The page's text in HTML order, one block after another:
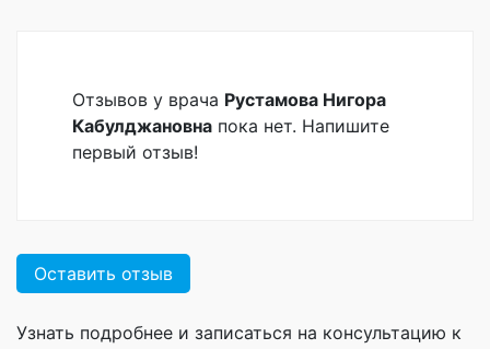
Отзывов у врача Рустамова Нигора
Кабулджановна пока нет. Напишите
первый отзыв!
Оставить отзыв
Узнать подробнее и записаться на консультацию к